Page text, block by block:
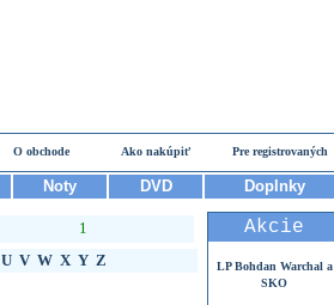
O obchode Ako nakúpiť Pre registrovaných
Noty DVD Doplnky
1
U V W X Y Z
Akcie
LP Bohdan Warchal a
SKO